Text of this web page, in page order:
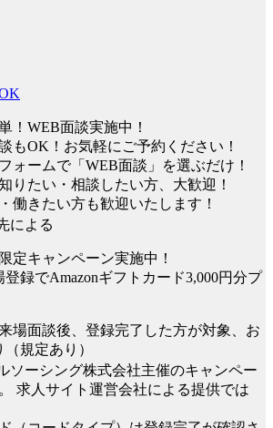
！WEB面談実施中！
もOK！お気軽にご予約ください！
ォームで「WEB面談」を選ぶだけ！
りたい・相談したい方、大歓迎！
働きたい方も歓迎いたします！
による
定キャンペーン実施中！
録でAmazonギフトカード3,000円分プ
場面談後、登録完了した方が対象、お
規定あり）
ソーシング株式会社主催のキャンペー
求人サイト運営会社による提供では